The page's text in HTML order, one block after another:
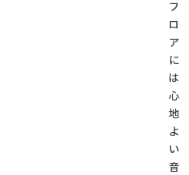
フ
ロ
ア
に
は
心
地
よ
い
音